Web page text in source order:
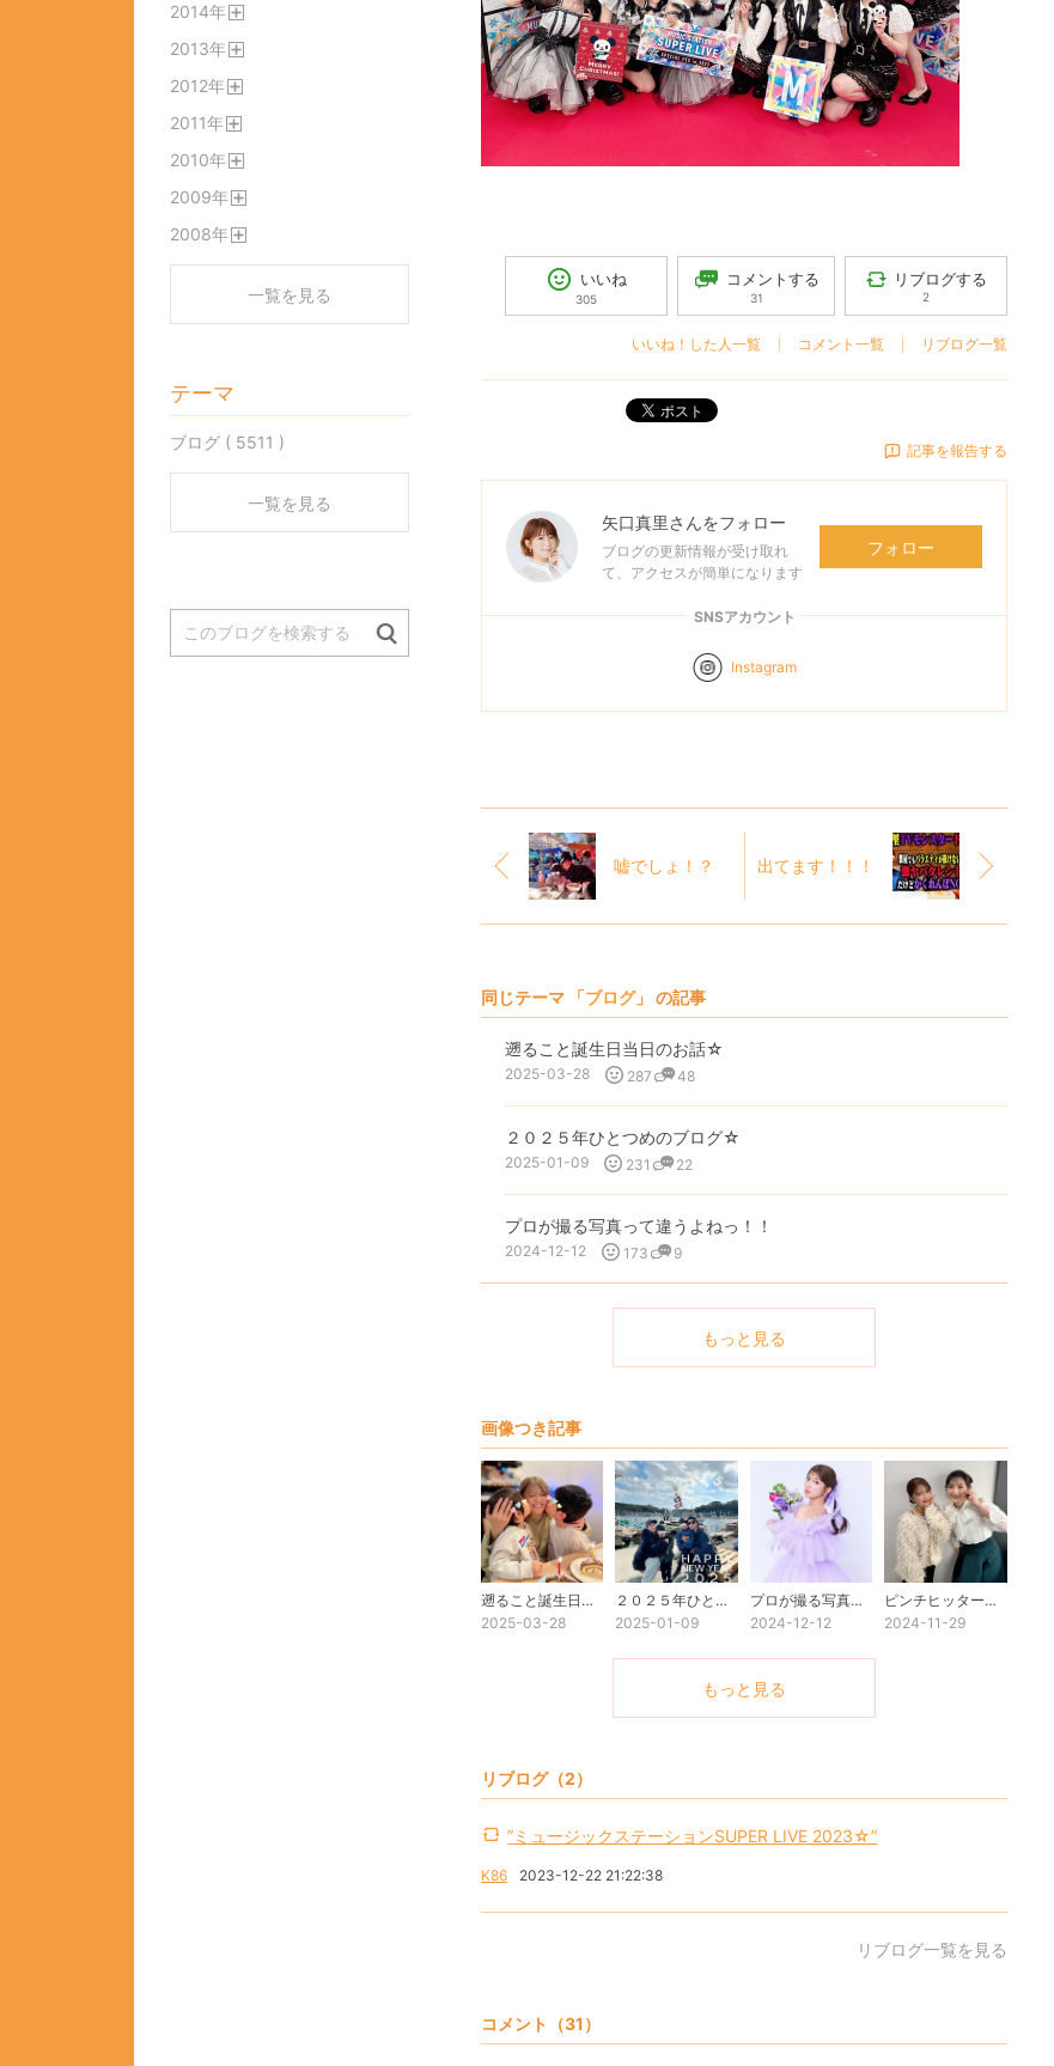
いいね
305
コメントする
31
リブログする
2
いいね！した人一覧 コメント一覧 リブログ一覧
ポスト
記事を報告する
矢口真里 さんをフォロー
ブログの更新情報が受け取れ
て、アクセスが簡単になります
フォロー
SNSアカウント
Instagram
嘘でしょ！？ 出てます！！！
同じテーマ 「ブログ」 の記事
遡ること誕生日当日のお話☆
2025-03-28 287 48
２０２５年ひとつめのブログ☆
2025-01-09 231 22
プロが撮る写真って違うよねっ！！
2024-12-12 173 9
もっと見る
画像つき記事
遡ること誕生日当日のお話☆
2025-03-28
２０２５年ひとつめのブログ☆
2025-01-09
プロが撮る写真って違うよねっ！！
2024-12-12
ピンチヒッター！！
2024-11-29
もっと見る
リブログ（2）
”ミュージックステーションSUPER LIVE 2023☆”
K86 2023-12-22 21:22:38
リブログ一覧を見る
コメント （31）
2014年
2013年
2012年
2011年
2010年
2009年
2008年
一覧を見る
テーマ
ブログ ( 5511 )
一覧を見る